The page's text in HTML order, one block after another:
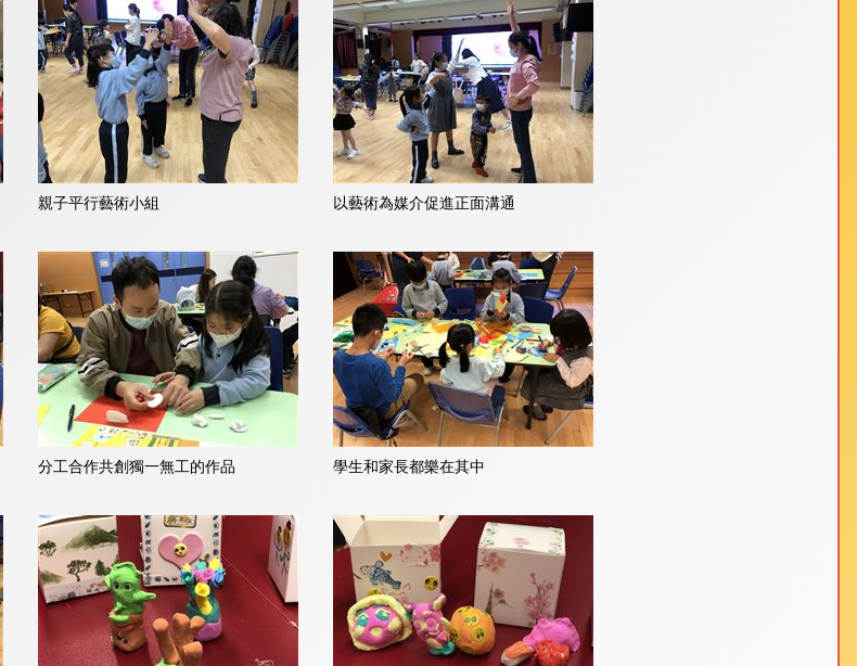
親子平行藝術小組 以藝術為媒介促進正面溝通
分工合作共創獨一無工的作品 學生和家長都樂在其中